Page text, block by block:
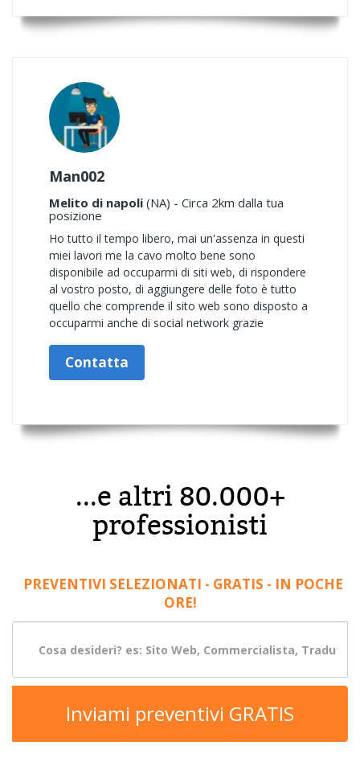
Man002
Melito di napoli (NA) - Circa 2km dalla tua
posizione
Ho tutto il tempo libero, mai un'assenza in questi
miei lavori me la cavo molto bene sono
disponibile ad occuparmi di siti web, di rispondere
al vostro posto, di aggiungere delle foto è tutto
quello che comprende il sito web sono disposto a
occuparmi anche di social network grazie
Contatta
...e altri 80.000+
professionisti
PREVENTIVI SELEZIONATI - GRATIS - IN POCHE
ORE!
Inviami preventivi GRATIS